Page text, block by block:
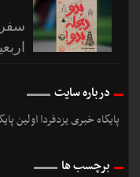
درباره سایت
پایگاه خبری یزدفردا اولین
برچسب ها